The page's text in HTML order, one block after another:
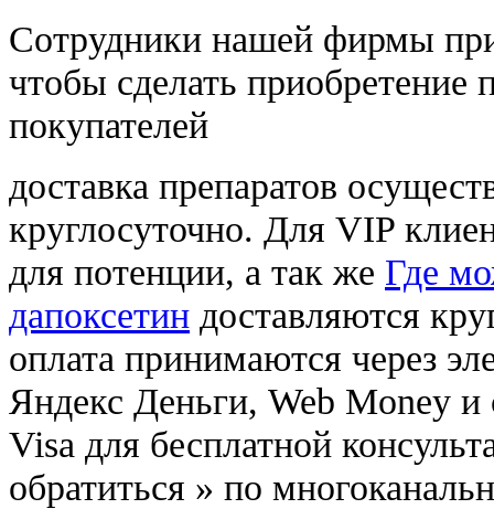
Cотрудники нашей фирмы
чтобы сделать приобретение
покупателей
доставка препаратов
круглосуточно. Для VIP
для потенции, а так же Где
дапоксетин доставляются
оплата принимаются через
Яндекс Деньги, Web Money и
Visa для бесплатной
обратиться » по